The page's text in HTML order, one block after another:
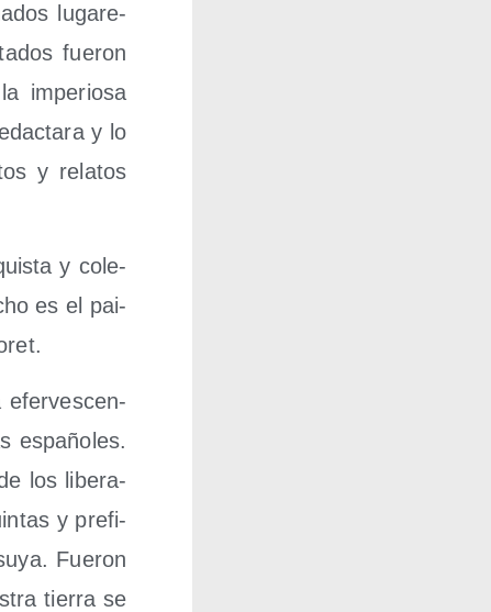
luga­re­
fue­ron
impe­rio­sa
y lo
y rela­tos
y cole­
es el pai­
efer­ves­cen­
espa­ño­les.
los libe­ra­
y pre­fi­
Fue­ron
tie­rra se